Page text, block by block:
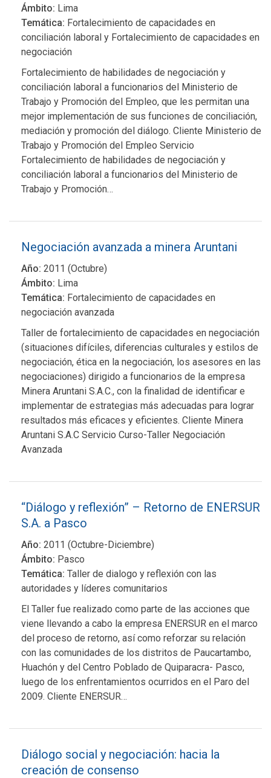
Ámbito: Lima
Temática: Fortalecimiento de capacidades en
conciliación laboral y Fortalecimiento de capacidades en
negociación
Fortalecimiento de habilidades de negociación y
conciliación laboral a funcionarios del Ministerio de
Trabajo y Promoción del Empleo, que les permitan una
mejor implementación de sus funciones de conciliación,
mediación y promoción del diálogo. Cliente Ministerio de
Trabajo y Promoción del Empleo Servicio
Fortalecimiento de habilidades de negociación y
conciliación laboral a funcionarios del Ministerio de
Trabajo y Promoción…
Negociación avanzada a minera Aruntani
Año: 2011 (Octubre)
Ámbito: Lima
Temática: Fortalecimiento de capacidades en
negociación avanzada
Taller de fortalecimiento de capacidades en negociación
(situaciones difíciles, diferencias culturales y estilos de
negociación, ética en la negociación, los asesores en las
negociaciones) dirigido a funcionarios de la empresa
Minera Aruntani S.A.C., con la finalidad de identificar e
implementar de estrategias más adecuadas para lograr
resultados más eficaces y eficientes. Cliente Minera
Aruntani S.A.C Servicio Curso-Taller Negociación
Avanzada
“Diálogo y reflexión” – Retorno de ENERSUR
S.A. a Pasco
Año: 2011 (Octubre-Diciembre)
Ámbito: Pasco
Temática: Taller de dialogo y reflexión con las
autoridades y líderes comunitarios
El Taller fue realizado como parte de las acciones que
viene llevando a cabo la empresa ENERSUR en el marco
del proceso de retorno, así como reforzar su relación
con las comunidades de los distritos de Paucartambo,
Huachón y del Centro Poblado de Quiparacra- Pasco,
luego de los enfrentamientos ocurridos en el Paro del
2009. Cliente ENERSUR…
Diálogo social y negociación: hacia la
creación de consenso